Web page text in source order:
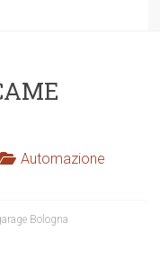
Automazione
Bologna